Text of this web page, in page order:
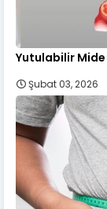
Yutulabilir Mide
Şubat 03, 2026